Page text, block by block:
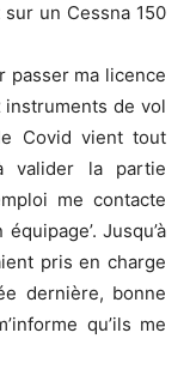
un Cessna 150
passer ma licence
de vol
Covid vient tout
valider la partie
me contacte
Jusqu’à
pris en charge
dernière, bonne
qu’ils me